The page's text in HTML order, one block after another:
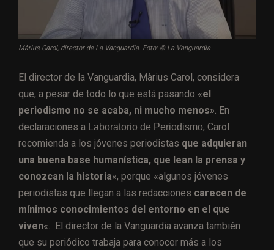
Màrius Carol, director de La Vanguardia. Foto: © La Vanguardia
El director de la Vanguardia, Màrius Carol, considera
que, a pesar de todo lo que está pasando «el
periodismo no se acaba, ni mucho menos» . En
declaraciones a
Laboratorio de Periodismo, Carol
recomienda a los jóvenes periodistas que adquieran
una buena base humanística, que lean la prensa y
conozcan la historia«, porque «algunos jóvenes
periodistas que llegan a las redacciones carecen de
mínimos conocimientos del entorno en el que
viven«. El director de la Vanguardia avanza también
que su periódico trabaja para conocer más a los